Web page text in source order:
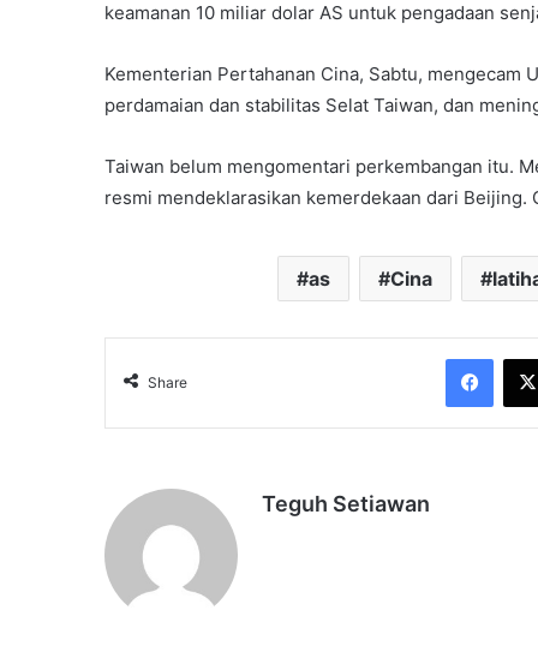
keamanan 10 miliar dolar AS untuk pengadaan
Kementerian Pertahanan Cina, Sabtu, mengecam
perdamaian dan stabilitas Selat Taiwan, dan
Taiwan belum mengomentari perkembangan itu.
resmi mendeklarasikan kemerdekaan dari Beijing.
as Cina
Share
Teguh Setiawan